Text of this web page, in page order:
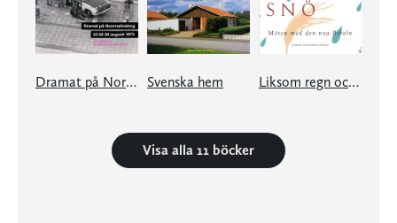
Dramat på Norrmalmstorg Svenska hem Liksom regn och snö - möten med den nya Bibeln
Visa alla 11 böcker